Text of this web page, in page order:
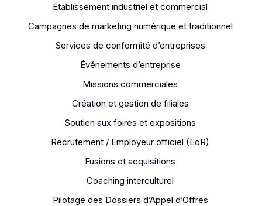
Établissement industriel et commercial
Campagnes de marketing numérique et traditionnel
Services de conformité d’entreprises
Événements d’entreprise
Missions commerciales
Création et gestion de filiales
Soutien aux foires et expositions
Recrutement / Employeur officiel (EoR)
Fusions et acquisitions
Coaching interculturel
Pilotage des Dossiers d’Appel d’Offres